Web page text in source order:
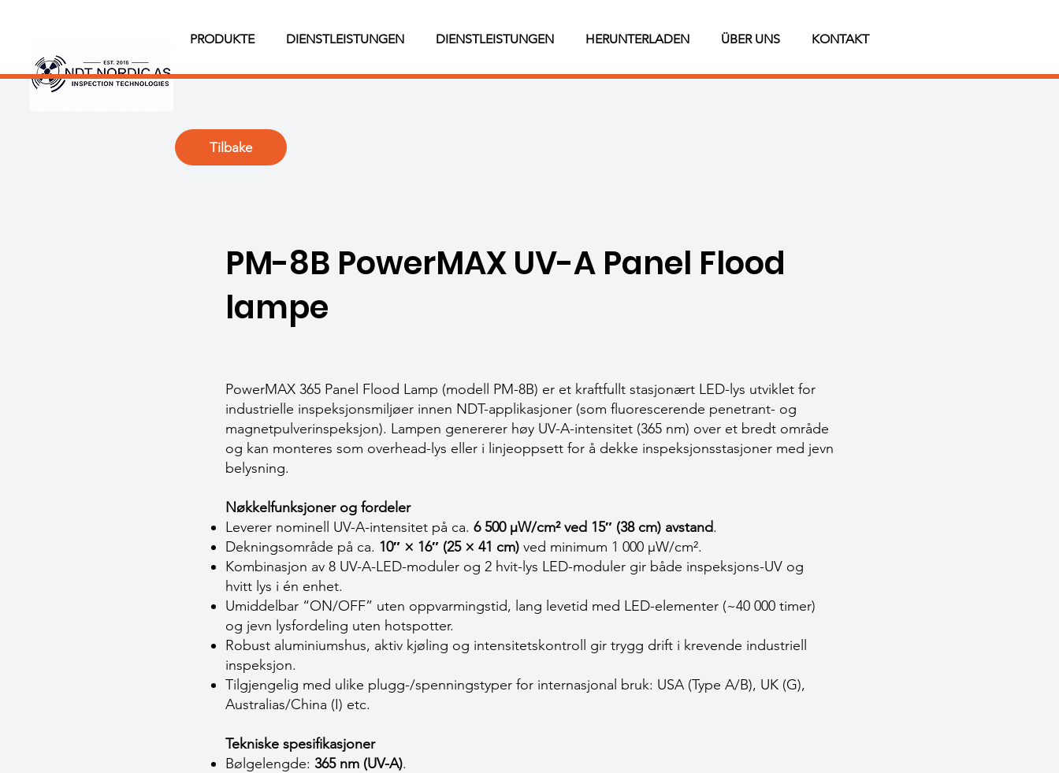
PRODUKTE DIENSTLEISTUNGEN HERUNTERLADEN ÜBER UNS KONTAKT
DIENSTLEISTUNGEN
Tilbake
PM-8B PowerMAX UV-A Panel Flood
lampe
PowerMAX 365 Panel Flood Lamp (modell PM-8B) er et kraftfullt stasjonært LED-lys utviklet for
industrielle inspeksjonsmiljøer innen NDT-applikasjoner (som fluorescerende penetrant- og
magnetpulverinspeksjon). Lampen genererer høy UV-A-intensitet (365 nm) over et bredt område
og kan monteres som overhead-lys eller i linjeoppsett for å dekke inspeksjonsstasjoner med jevn
belysning.
Nøkkelfunksjoner og fordeler
Leverer nominell UV-A-intensitet på ca. 6 500 µW/cm² ved 15″ (38 cm) avstand.
Dekningsområde på ca. 10″ × 16″ (25 × 41 cm) ved minimum 1 000 µW/cm².
Kombinasjon av 8 UV-A-LED-moduler og 2 hvit-lys LED-moduler gir både inspeksjons-UV og
hvitt lys i én enhet.
Umiddelbar “ON/OFF” uten oppvarmingstid, lang levetid med LED-elementer (~40 000 timer)
og jevn lysfordeling uten hotspotter.
Robust aluminiumshus, aktiv kjøling og intensitetskontroll gir trygg drift i krevende industriell
inspeksjon.
Tilgjengelig med ulike plugg-/spenningstyper for internasjonal bruk: USA (Type A/B), UK (G),
Australias/China (I) etc.
Tekniske spesifikasjoner
Bølgelengde: 365 nm (UV-A).